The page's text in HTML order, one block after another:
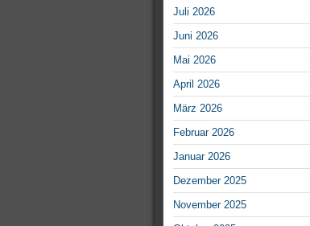
Juli 2026
Juni 2026
Mai 2026
April 2026
März 2026
Februar 2026
Januar 2026
Dezember 2025
November 2025